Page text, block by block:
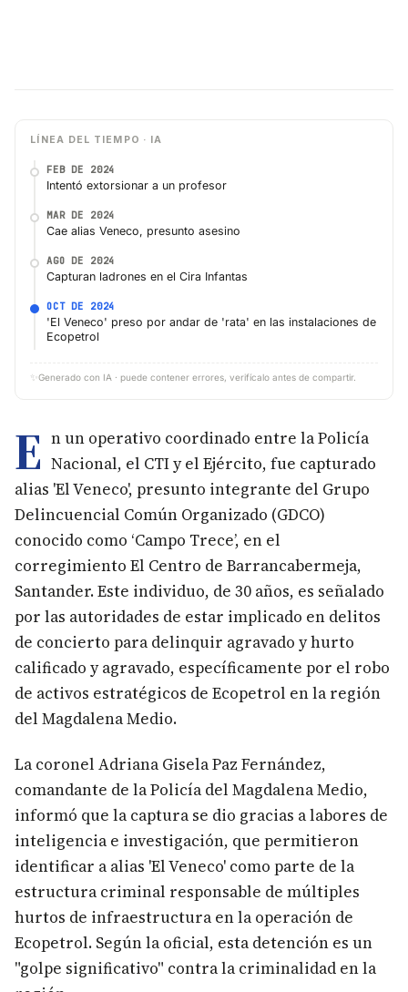
LÍNEA DEL TIEMPO · IA
FEB DE 2024
Intentó extorsionar a un profesor
MAR DE 2024
Cae alias Veneco, presunto asesino
AGO DE 2024
Capturan ladrones en el Cira Infantas
OCT DE 2024
'El Veneco' preso por andar de 'rata' en las instalaciones de
Ecopetrol
✨ Generado con IA · puede contener errores, verifícalo antes de compartir.
E n un operativo coordinado entre la Policía
Nacional, el CTI y el Ejército, fue capturado
alias 'El Veneco', presunto integrante del Grupo
Delincuencial Común Organizado (GDCO)
conocido como ‘Campo Trece’, en el
corregimiento El Centro de Barrancabermeja,
Santander. Este individuo, de 30 años, es señalado
por las autoridades de estar implicado en delitos
de concierto para delinquir agravado y hurto
calificado y agravado, específicamente por el robo
de activos estratégicos de Ecopetrol en la región
del Magdalena Medio.
La coronel Adriana Gisela Paz Fernández,
comandante de la Policía del Magdalena Medio,
informó que la captura se dio gracias a labores de
inteligencia e investigación, que permitieron
identificar a alias 'El Veneco' como parte de la
estructura criminal responsable de múltiples
hurtos de infraestructura en la operación de
Ecopetrol. Según la oficial, esta detención es un
"golpe significativo" contra la criminalidad en la